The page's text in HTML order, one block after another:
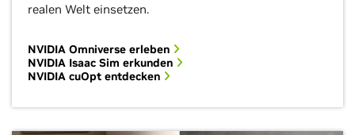
realen Welt einsetzen.
NVIDIA Omniverse erleben
NVIDIA Isaac Sim erkunden
NVIDIA cuOpt entdecken